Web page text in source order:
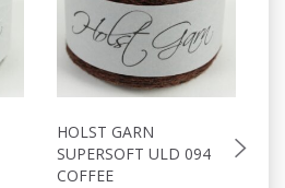
HOLST GARN
SUPERSOFT ULD 094
COFFEE